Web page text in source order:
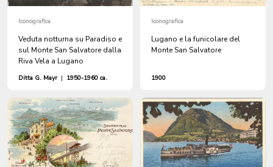
Iconografica
Veduta notturna su Paradiso e
sul Monte San Salvatore dalla
Riva Vela a Lugano
Ditta G. Mayr | 1950-1960 ca.
Iconografica
Lugano e la funicolare del
Monte San Salvatore
1900